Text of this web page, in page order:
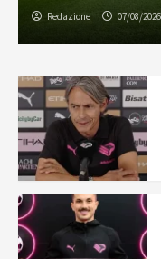
Redazione 07/08/